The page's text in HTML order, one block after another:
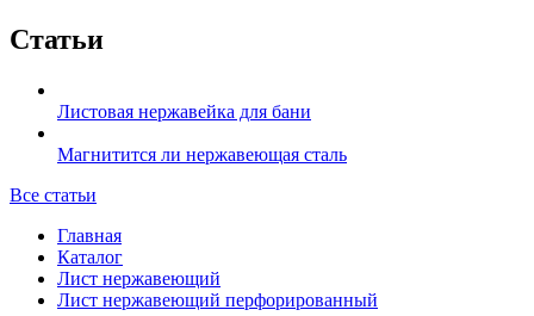
Статьи
Листовая нержавейка для бани
Магнитится ли нержавеющая сталь
Все статьи
Главная
Каталог
Лист нержавеющий
Лист нержавеющий перфорированный